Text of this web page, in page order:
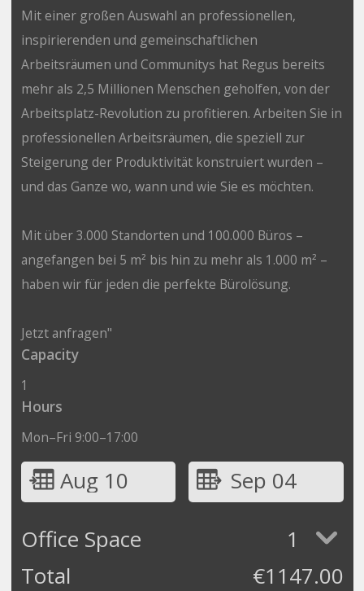
Mit einer großen Auswahl an professionellen,
inspirierenden und gemeinschaftlichen
Arbeitsräumen und Communitys hat Regus bereits
mehr als 2,5 Millionen Menschen geholfen, von der
Arbeitsplatz-Revolution zu profitieren. Arbeiten Sie in
professionellen Arbeitsräumen, die speziell zur
Steigerung der Produktivität konstruiert wurden –
und das Ganze wo, wann und wie Sie es möchten.
Mit über 3.000 Standorten und 100.000 Büros –
angefangen bei 5 m² bis hin zu mehr als 1.000 m² –
haben wir für jeden die perfekte Bürolösung.
Jetzt anfragen"
Capacity
1
Hours
Mon–Fri 9:00–17:00
Aug 10
Sep 04
Office Space
1
Total
€1147.00